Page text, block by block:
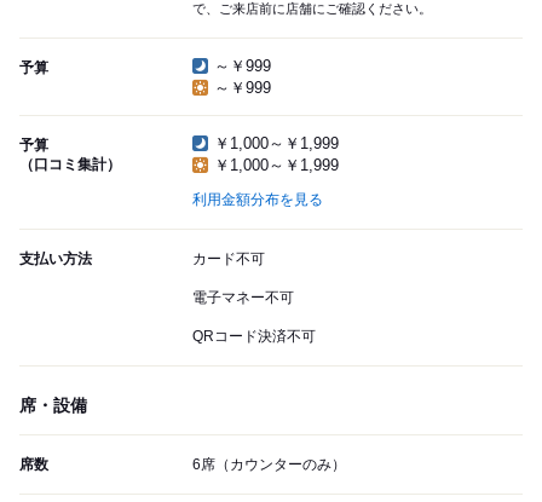
で、ご来店前に店舗にご確認ください。
予算
～￥999
～￥999
予算
（口コミ集計）
￥1,000～￥1,999
￥1,000～￥1,999
利用金額分布を見る
支払い方法 カード不可
電子マネー不可
QRコード決済不可
席・設備
席数 6席（カウンターのみ）